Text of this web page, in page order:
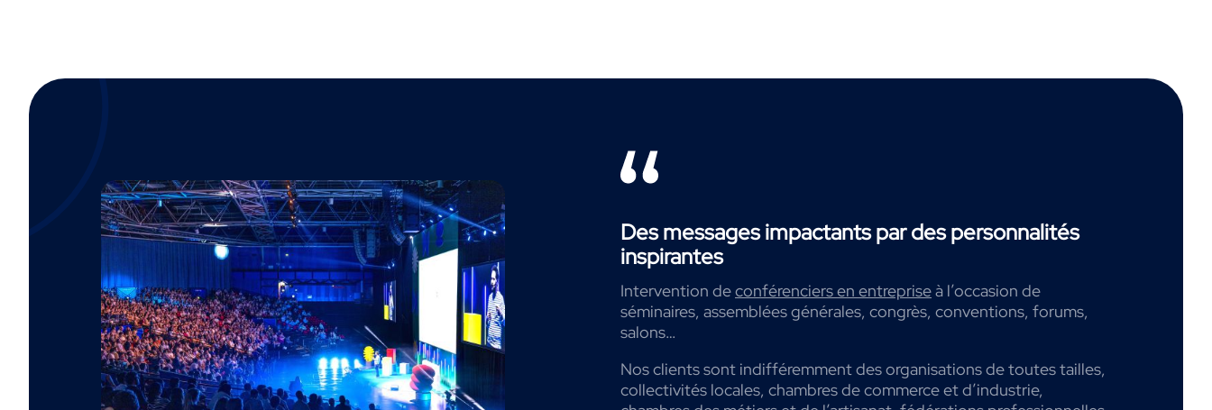
Des messages impactants par des personnalités
inspirantes
Intervention deconférenciers en entrepriseà l’occasion de
séminaires, assemblées générales, congrès, conventions, forums,
salons…
Nos clients sont indifféremment des organisations de toutes tailles,
collectivités locales, chambres de commerce et d’industrie,